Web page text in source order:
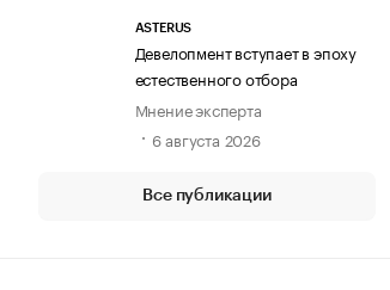
ASTERUS
Девелопмент вступает в эпоху
естественного отбора
Мнение эксперта
6 августа 2026
Все публикации